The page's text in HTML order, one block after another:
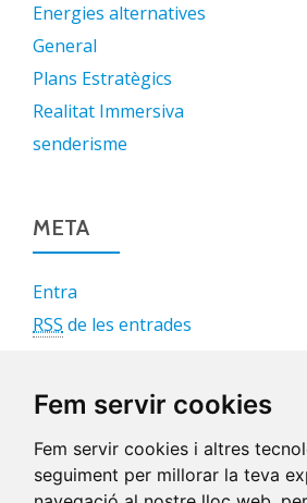
Fem servir cookies
Fem servir cookies i altres
seguiment per millorar la teva
Energies alternatives
General
Plans Estratègics
Realitat Immersiva
senderisme
META
Entra
RSS de les entrades
WordPress.org